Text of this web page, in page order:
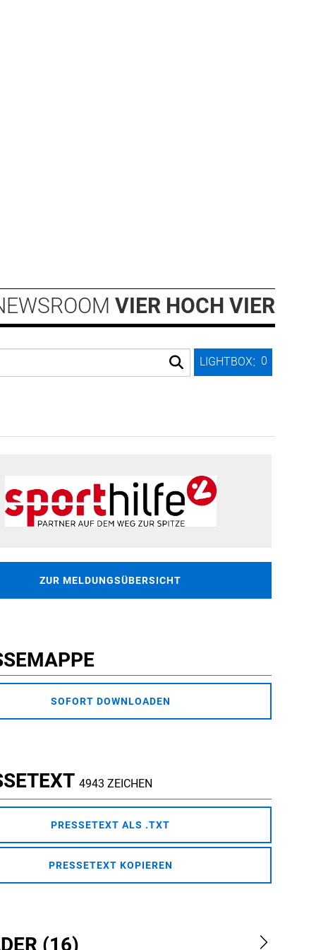
LIGHTBOX: 0
VIER HOCH VIER
ZUR MELDUNGSÜBERSICHT
SOFORT DOWNLOADEN
4943 ZEICHEN
PRESSETEXT ALS .TXT
PRESSETEXT KOPIEREN
(16)